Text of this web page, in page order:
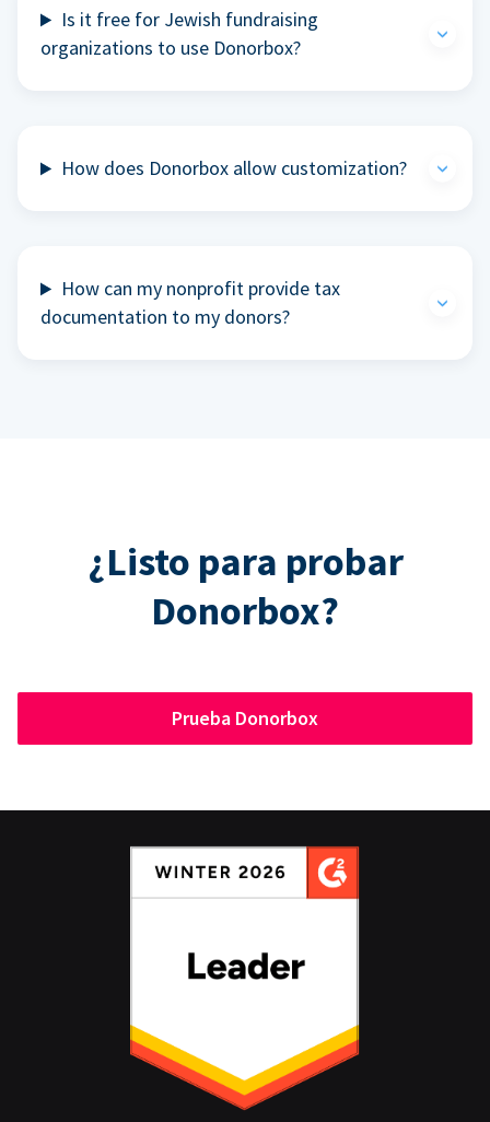
Is it free for Jewish fundraising
organizations to use Donorbox?
How does Donorbox allow customization?
How can my nonprofit provide tax
documentation to my donors?
¿Listo para probar
Donorbox?
Prueba Donorbox